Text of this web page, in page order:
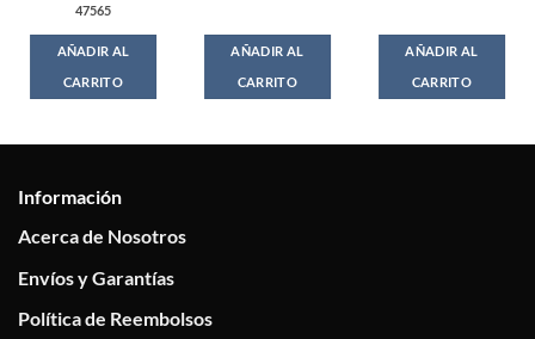
47565
AÑADIR AL
CARRITO
AÑADIR AL
CARRITO
AÑADIR AL
CARRITO
Información
Acerca de Nosotros
Envíos y Garantías
Política de Reembolsos